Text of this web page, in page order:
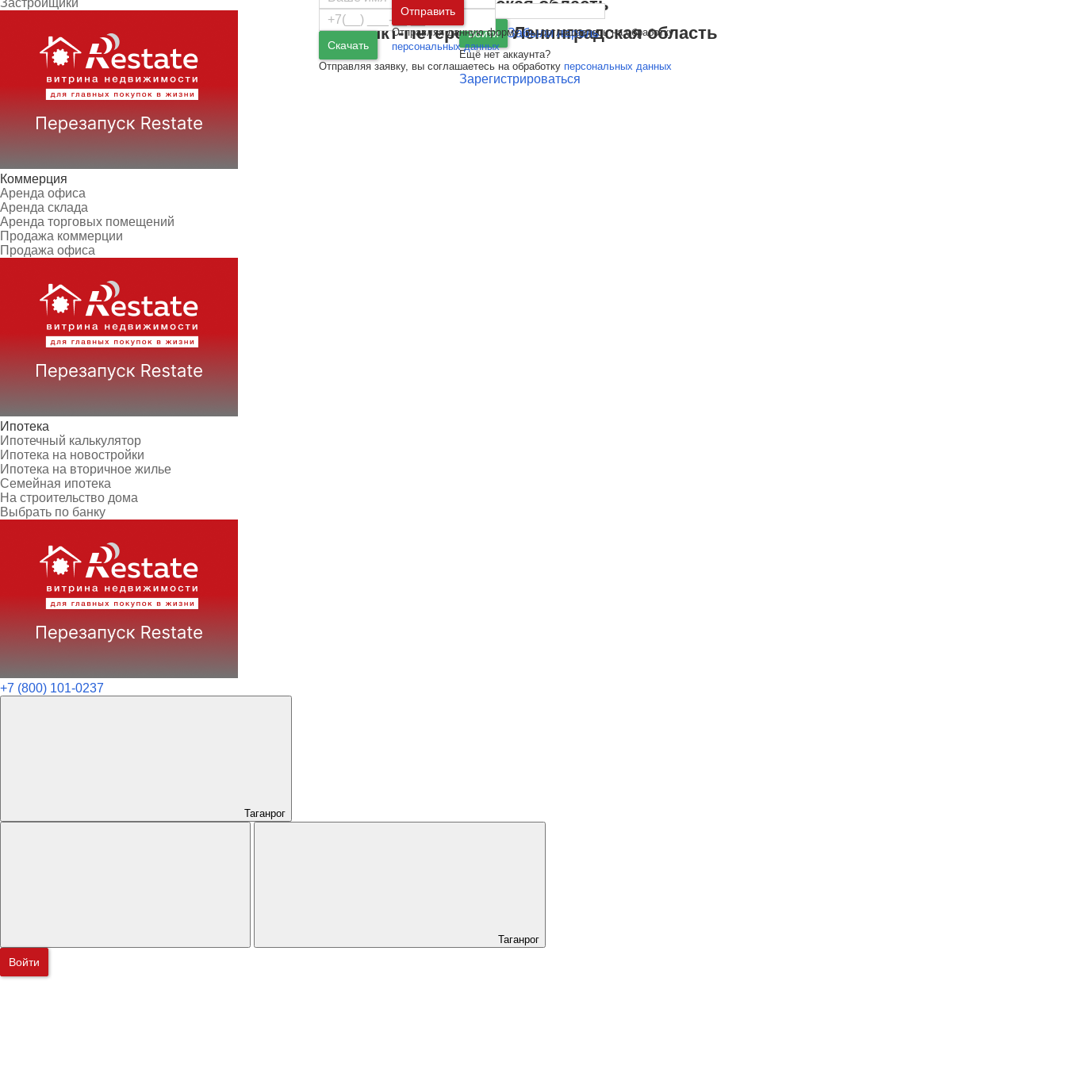
Застройщики
Коммерция
Аренда офиса
Аренда склада
Аренда торговых помещений
Продажа коммерции
Продажа офиса
Ипотека
Ипотечный калькулятор
Ипотека на новостройки
Ипотека на вторичное жилье
Семейная ипотека
На строительство дома
Выбрать по банку
+7 (800) 101-0237
Таганрог
Таганрог
Войти
Москва
Московская область
Санкт-Петербург иЛенинградская область
Войти Забыли пароль
Ещё нет аккаунта?
Зарегистрироваться
Скачать
Отправляя заявку, вы соглашаетесь на обработку персональных данных
Отправить
Отправляя данную форму, вы соглашаетесь на обработку
персональных данных